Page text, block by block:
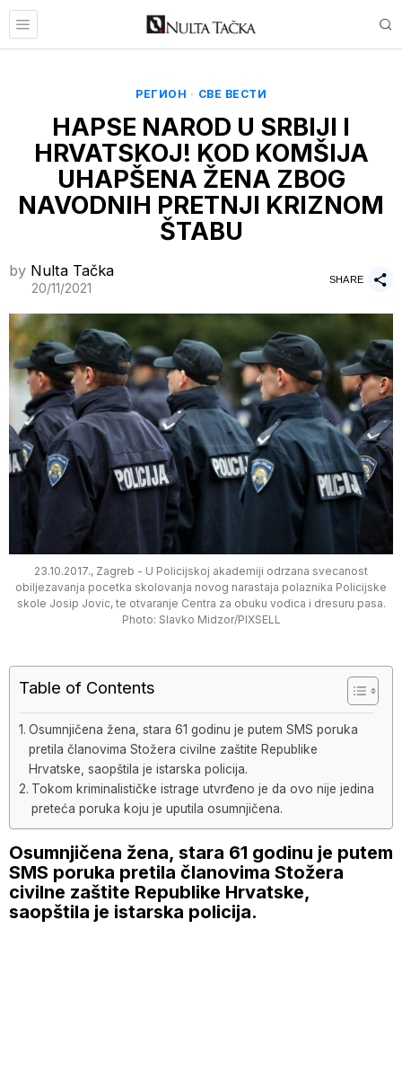
РЕГИОН · СВЕ ВЕСТИ
HAPSE NAROD U SRBIJI I
HRVATSKOJ! KOD KOMŠIJA
UHAPŠENA ŽENA ZBOG
NAVODNIH PRETNJI KRIZNOM
ŠTABU
by Nulta Tačka
20/11/2021
SHARE
23.10.2017., Zagreb - U Policijskoj akademiji odrzana svecanost
obiljezavanja pocetka skolovanja novog narastaja polaznika Policijske
skole Josip Jovic, te otvaranje Centra za obuku vodica i dresuru pasa.
Photo: Slavko Midzor/PIXSELL
Table of Contents
Osumnjičena žena, stara 61 godinu je putem SMS poruka
pretila članovima Stožera civilne zaštite Republike
Hrvatske, saopštila je istarska policija.
Tokom kriminalističke istrage utvrđeno je da ovo nije jedina
preteća poruka koju je uputila osumnjičena.
Osumnjičena žena, stara 61 godinu je putem
SMS poruka pretila članovima Stožera
civilne zaštite Republike Hrvatske,
saopštila je istarska policija.